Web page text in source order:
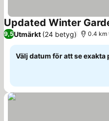
Updated Winter
9,5Utmärkt (24 betyg) 0.4 km
Välj datum för att se exakta